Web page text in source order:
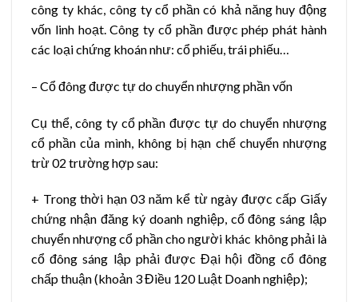
công ty khác, công ty cổ phần có khả năng huy động
vốn linh hoạt. Công ty cổ phần được phép phát hành
các loại chứng khoán như: cổ phiếu, trái phiếu…
– Cổ đông được tự do chuyển nhượng phần vốn
Cụ thể, công ty cổ phần được tự do chuyển nhượng
cổ phần của mình, không bị hạn chế chuyển nhượng
trừ 02 trường hợp sau:
+ Trong thời hạn 03 năm kể từ ngày được cấp Giấy
chứng nhận đăng ký doanh nghiệp, cổ đông sáng lập
chuyển nhượng cổ phần cho người khác không phải là
cổ đông sáng lập phải được Đại hội đồng cổ đông
chấp thuận (khoản 3 Điều 120 Luật Doanh nghiệp);